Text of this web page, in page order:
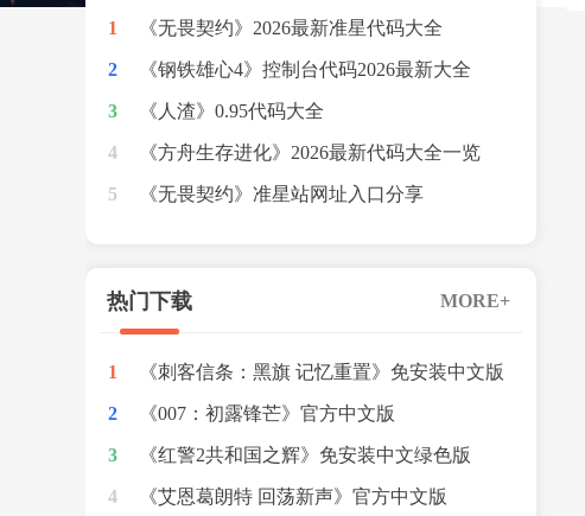
1 《无畏契约》2026最新准星代码大全
2 《钢铁雄心4》控制台代码2026最新大全
3 《人渣》0.95代码大全
4 《方舟生存进化》2026最新代码大全一览
5 《无畏契约》准星站网址入口分享
热门下载 MORE+
1 《刺客信条：黑旗 记忆重置》免安装中文版
[v2678|DenuvOwO绕d密版]
2 《007：初露锋芒》官方中文版
[v1.0.6(Build.23909702)|绕D密版]
3 《红警2共和国之辉》免安装中文绿色版
[v1.1]
4 《艾恩葛朗特 回荡新声》官方中文版